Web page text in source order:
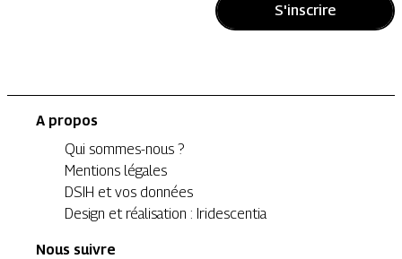
S'inscrire
A propos
Qui sommes-nous ?
Mentions légales
DSIH et vos données
Design et réalisation : Iridescentia
Nous suivre